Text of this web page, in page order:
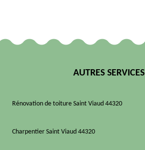
AUTRES SERVICES
Rénovation de toiture Saint Viaud 44320
Charpentier Saint Viaud 44320